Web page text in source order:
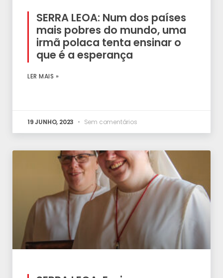
SERRA LEOA: Num dos países
mais pobres do mundo, uma
irmã polaca tenta ensinar o
que é a esperança
LER MAIS »
19 JUNHO, 2023 Sem comentários